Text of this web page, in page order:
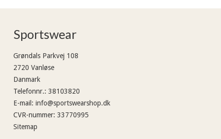
Sportswear
Grøndals Parkvej 108
2720 Vanløse
Danmark
Telefonnr.: 38103820
E-mail : info@sportswearshop.dk
CVR-nummer: 33770995
Sitemap